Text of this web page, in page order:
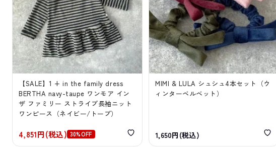
【SALE】1 + in the family dress
BERTHA navy-taupe ワンモア イン
ザ ファミリー ストライプ長袖ニット
ワンピース（ネイビー/トープ）
4,851円(税込) 30%OFF
MIMI & LULA シュシュ4本セット（ウ
ィンターベルベット）
1,650円(税込)